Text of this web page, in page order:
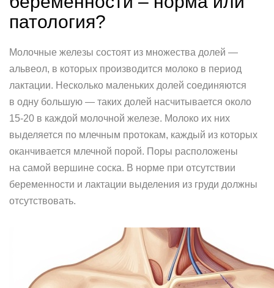
патология?
Молочные железы состоят из множества долей —
альвеол, в которых производится молоко в период
лактации. Несколько маленьких долей соединяются
в одну большую — таких долей насчитывается около
15-20 в каждой молочной железе. Молоко их них
выделяется по млечным протокам, каждый из которых
оканчивается млечной порой. Поры расположены
на самой вершине соска. В норме при отсутствии
беременности и лактации выделения из груди должны
отсутствовать.